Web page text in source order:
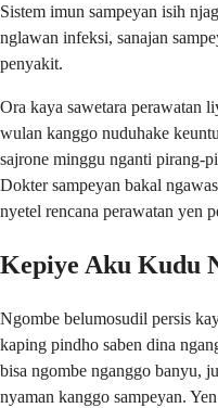
Sistem imun sampeyan isih
nglawan infeksi, sanajan
penyakit.
Ora kaya sawetara perawatan
wulan kanggo nuduhake
sajrone minggu nganti pirang-
Dokter sampeyan bakal
nyetel rencana perawatan yen
Kepiye Aku Kudu
Ngombe belumosudil persis
kaping pindho saben dina
bisa ngombe nganggo banyu,
nyaman kanggo sampeyan.